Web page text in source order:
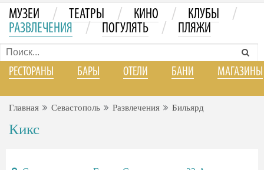
МУЗЕИ / ТЕАТРЫ / КИНО / КЛУБЫ /
РАЗВЛЕЧЕНИЯ / ПОГУЛЯТЬ / ПЛЯЖИ
РЕСТОРАНЫ БАРЫ ОТЕЛИ БАНИ МАГАЗИНЫ
Главная Севастополь Развлечения Бильярд
Кикс